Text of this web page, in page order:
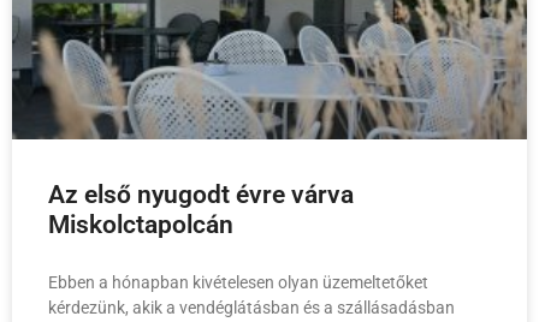
Az első nyugodt évre várva
Miskolctapolcán
Ebben a hónapban kivételesen olyan üzemeltetőket
kérdezünk, akik a vendéglátásban és a szállásadásban